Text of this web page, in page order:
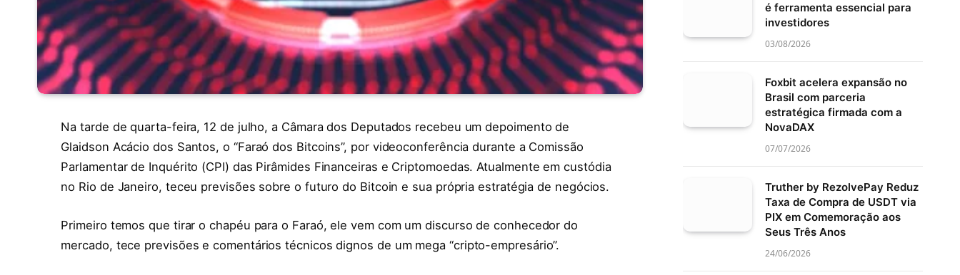
Na tarde de quarta-feira, 12 de julho, a Câmara dos Deputados recebeu um depoimento de
Glaidson Acácio dos Santos, o “Faraó dos Bitcoins”, por videoconferência durante a Comissão
Parlamentar de Inquérito (CPI) das Pirâmides Financeiras e Criptomoedas. Atualmente em custódia
no Rio de Janeiro, teceu previsões sobre o futuro do Bitcoin e sua própria estratégia de negócios.
Primeiro temos que tirar o chapéu para o Faraó, ele vem com um discurso de conhecedor do
mercado, tece previsões e comentários técnicos dignos de um mega “cripto-empresário”.
é ferramenta essencial para
investidores
03/08/2026
Foxbit acelera expansão no
Brasil com parceria
estratégica firmada com a
NovaDAX
07/07/2026
Truther by RezolvePay Reduz
Taxa de Compra de USDT via
PIX em Comemoração aos
Seus Três Anos
24/06/2026